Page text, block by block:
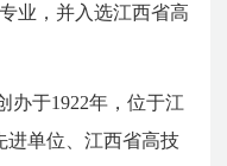
业，并入选江西省高
办于1922年，位于江
进单位、江西省高技